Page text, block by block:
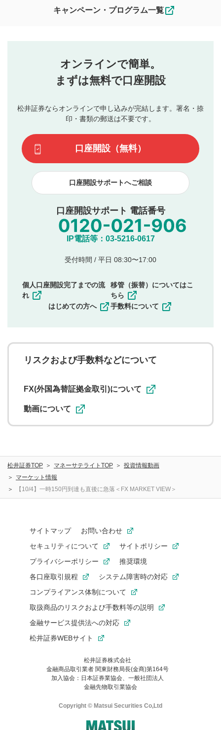
投稿するボタン
星で評価をすると投稿できます。（お名前とコメント
3
動画の評価
です）
なお、投稿をもって、本注意事項に同意されたものとみなし
行ってください。
当社は、利用者同士、もしくは利用者と第三者間のトラ
ブルによって生じた損害に対して一切の責任を負いませ
評価およびコメントは当社にて審査のうえ、掲載となり
ます。掲載されるまでに日数がかかる場合や掲載されない
てはお答えできません。各動画コンテンツへの掲載をもっ
て結果のご連絡といたします。ご了承ください。
下記の項目に該当すると判断された投稿内容は、掲載を
見合わせる場合がございます。
本動画コンテンツとは無関係の内容の投稿
他者への誹謗中傷や差別的表現投稿
公序良俗に反する内容の投稿
氏名、住所、電話番号など個人を特定できる情報の
他のサイトへの誘導や営利目的、広告・宣伝を目
他者の権利（商標、著作権、その他の知的財産
その他当社が不適切と判断した投稿
一度投稿した評価およびコメントの変更・削除はできま
ことを承諾したものとします。また、利用者は、コメント
に関する著作者人格権を行使しないことに同意します。利
用者が投稿したコメントは、当社サービスの広告・宣伝、
ることがあります。
キャンペーン・プログラム一覧
オンラインで簡単。
まずは無料で口座開設
松井証券ならオンラインで申し込みが完結します。署名・捺
印・書類の郵送は不要です。
口座開設（無料）
口座開設サポートへご相談
口座開設サポート 電話番号
IP電話等：03-5216-0617
受付時間 / 平日 08:30〜17:00
個人口座開設完了までの流
れ
はじめての方へ
移管（振替）についてはこ
ちら
手数料について
リスクおよび手数料などについて
FX(外国為替証拠金取引)について
動画について
松井証券TOP マネーサテライトTOP
投資情報動画
マーケット情報
【10/4】一時150円到達も直後に急落＜FX MARKET VIEW＞
サイトマップ
お問い合わせ
セキュリティについて
サイトポリシー
プライバシーポリシー
推奨環境
各口座取引規程
システム障害時の対応
コンプライアンス体制について
取扱商品のリスクおよび手数料等の説明
金融サービス提供法への対応
松井証券WEBサイト
松井証券株式会社
金融商品取引業者 関東財務局長(金商)第164号
加入協会：日本証券業協会、一般社団法人
金融先物取引業協会
Copyright © Matsui Securities Co,Ltd
お気に入り機能は松井証券の会員限定の機能です。
お気に入り登録いただくと、後からいつでもお気に入りのコンテ
ンツを一覧でご確認いただけます。
ご利用いただくには口座開設が必要です。
はご利用の端末で一度ログインしてください。